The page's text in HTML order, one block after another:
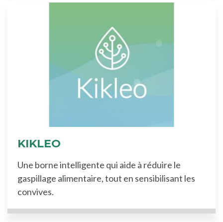
KIKLEO
Une borne intelligente qui aide à réduire le
gaspillage alimentaire, tout en sensibilisant les
convives.